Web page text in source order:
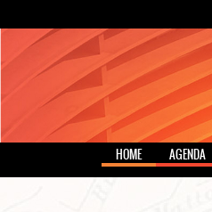
HOME AGENDA